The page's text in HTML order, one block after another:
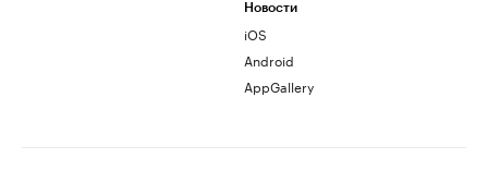
Новости
iOS
Android
AppGallery